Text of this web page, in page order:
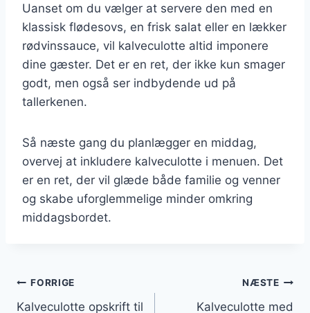
Uanset om du vælger at servere den med en
klassisk flødesovs, en frisk salat eller en lækker
rødvinssauce, vil kalveculotte altid imponere
dine gæster. Det er en ret, der ikke kun smager
godt, men også ser indbydende ud på
tallerkenen.
Så næste gang du planlægger en middag,
overvej at inkludere kalveculotte i menuen. Det
er en ret, der vil glæde både familie og venner
og skabe uforglemmelige minder omkring
middagsbordet.
Indlægsnavigation
FORRIGE
Kalveculotte opskrift til
NÆSTE
Kalveculotte med